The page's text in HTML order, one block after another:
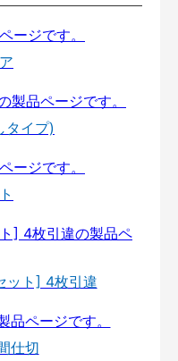
タイプ)
ット] 4枚引違
仕切